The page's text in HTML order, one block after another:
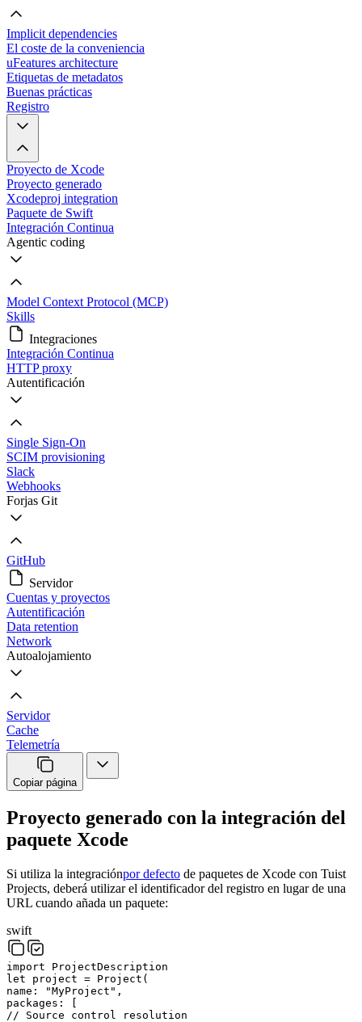
Implicit dependencies
El coste de la conveniencia
uFeatures architecture
Etiquetas de metadatos
Buenas prácticas
Registro
Proyecto de Xcode
Proyecto generado
Xcodeproj integration
Paquete de Swift
Integración Continua
Agentic coding
Model Context Protocol (MCP)
Skills
Integraciones
Integración Continua
HTTP proxy
Autentificación
Single Sign-On
SCIM provisioning
Slack
Webhooks
Forjas Git
GitHub
Servidor
Cuentas y proyectos
Autentificación
Data retention
Network
Autoalojamiento
Servidor
Cache
Telemetría
Copiar página
Proyecto generado con la integración del
paquete Xcode
Si utiliza la integraciónpor defecto de paquetes de Xcode con Tuist
Projects, deberá utilizar el identificador del registro en lugar de una
URL cuando añada un paquete:
swift
import
ProjectDescription
let
project = Project (
name : "MyProject " ,
packages :
// Source control resolution